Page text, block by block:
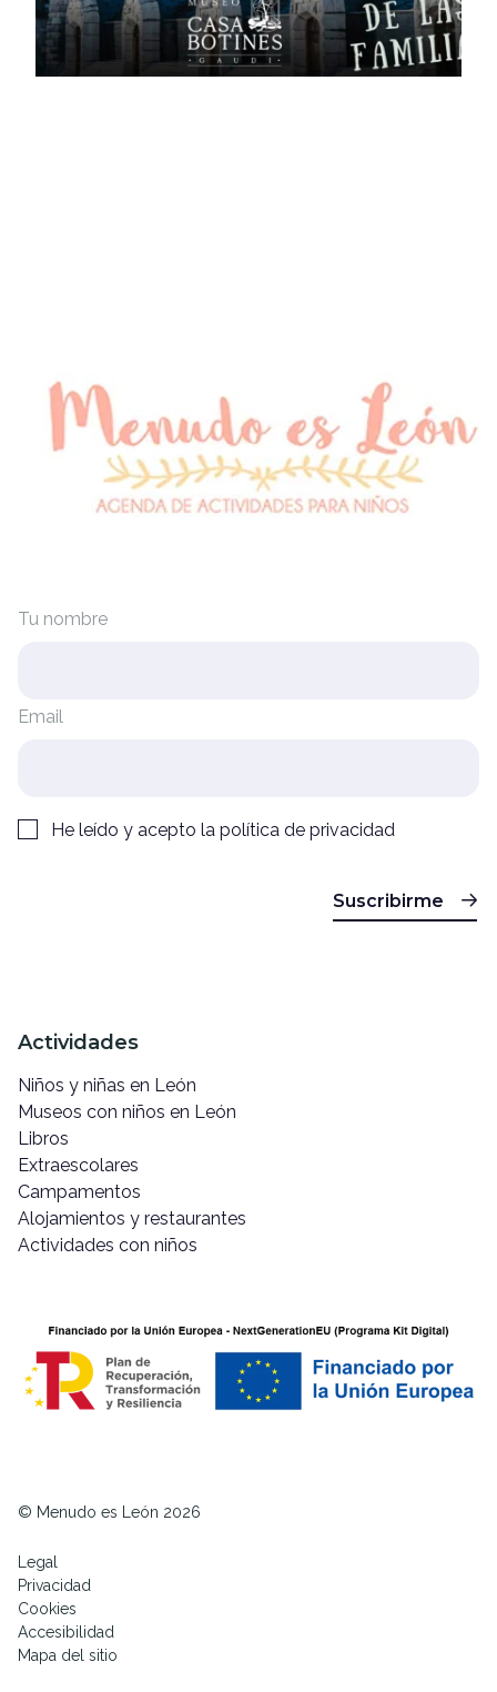
Tu nombre
Email
He leído y acepto la política de privacidad
Suscribirme
Actividades
Niños y niñas en León
Museos con niños en León
Libros
Extraescolares
Campamentos
Alojamientos y restaurantes
Actividades con niños
© Menudo es León 2026
Legal
Privacidad
Cookies
Accesibilidad
Mapa del sitio